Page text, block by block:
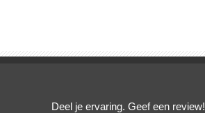
Deel je ervaring. Geef een review!